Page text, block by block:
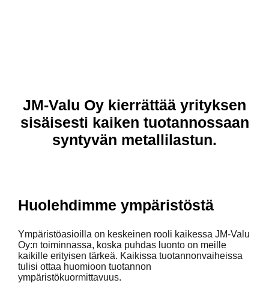
JM-Valu Oy kierrättää yrityksen
sisäisesti kaiken tuotannossaan
syntyvän metallilastun.
Huolehdimme ympäristöstä
Ympäristöasioilla on keskeinen rooli kaikessa JM-Valu
Oy:n toiminnassa, koska puhdas luonto on meille
kaikille erityisen tärkeä. Kaikissa tuotannonvaiheissa
tulisi ottaa huomioon tuotannon
ympäristökuormittavuus.